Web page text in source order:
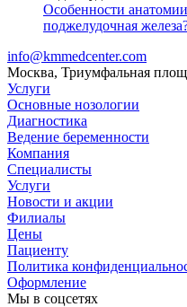
Особенности
поджелудочная
info@kmmedcenter.com
Москва, Триумфальная
Услуги
Основные нозологии
Диагностика
Ведение беременности
Компания
Специалисты
Услуги
Новости и акции
Филиалы
Цены
Пациенту
Политика
Оформление
Мы в соцсетях